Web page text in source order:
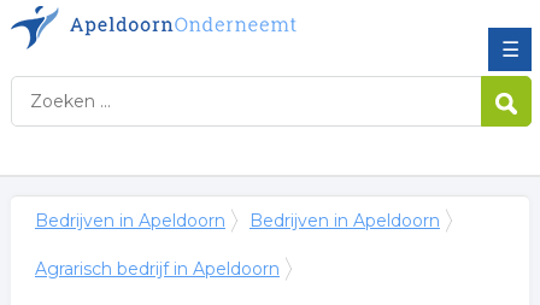
☰
Bedrijven in Apeldoorn Bedrijven in Apeldoorn
Agrarisch bedrijf in Apeldoorn